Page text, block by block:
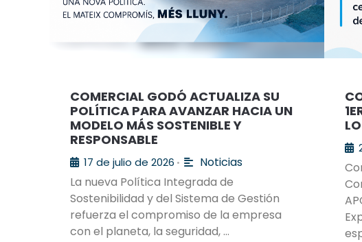
COMERCIAL GODÓ ACTUALIZA SU
POLÍTICA PARA AVANZAR HACIA UN
MODELO MÁS SOSTENIBLE Y
RESPONSABLE
17 de julio de 2026 •
Noticias
La nueva Política Integrada de
Sostenibilidad y del Sistema de Gestión
refuerza el compromiso de la empresa
con el planeta, la seguridad, …